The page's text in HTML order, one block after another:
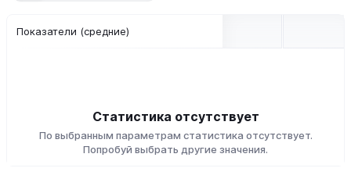
Показатели (средние)
Статистика отсутствует
По выбранным параметрам статистика отсутствует.
Попробуй выбрать другие значения.